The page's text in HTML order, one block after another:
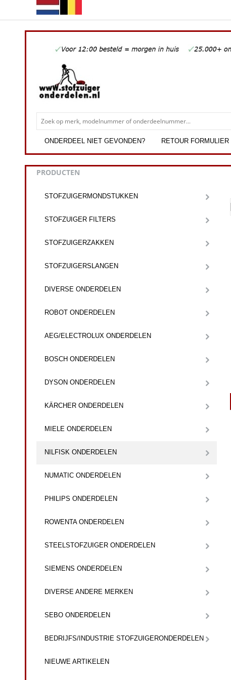
ONDERDEEL NIET GEVONDEN? RETOUR FORMULIER
PRODUCTEN
STOFZUIGERMONDSTUKKEN
STOFZUIGER FILTERS
STOFZUIGERZAKKEN
STOFZUIGERSLANGEN
DIVERSE ONDERDELEN
ROBOT ONDERDELEN
AEG/ELECTROLUX ONDERDELEN
BOSCH ONDERDELEN
DYSON ONDERDELEN
KÄRCHER ONDERDELEN
MIELE ONDERDELEN
NILFISK ONDERDELEN
NUMATIC ONDERDELEN
PHILIPS ONDERDELEN
ROWENTA ONDERDELEN
STEELSTOFZUIGER ONDERDELEN
SIEMENS ONDERDELEN
DIVERSE ANDERE MERKEN
SEBO ONDERDELEN
BEDRIJFS/INDUSTRIE STOFZUIGERONDERDELEN
NIEUWE ARTIKELEN